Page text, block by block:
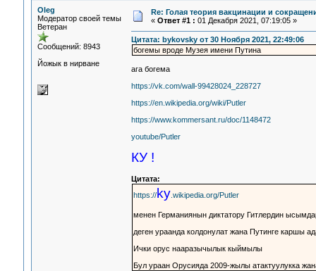
Oleg
Модератор своей темы
Ветеран
Сообщений: 8943
Йожык в нирване
Re: Голая теория вакцинации и
« Ответ #1 : 01 Декабря 2021, 07:19:05 »
Цитата: bykovsky от 30 Ноября 2021, 22:49:06
богемы вроде Музея имени Путина
ага богема
https://vk.com/wall-99428024_228727
https://en.wikipedia.org/wiki/Putler
https://www.kommersant.ru/doc/1148472
youtube/Putler
КУ !
Цитата:
https://ky .wikipedia.org/Putler
менен Германиянын диктатору Гитлердин
деген ураанда колдонулат жана Путинге каршы
Ички орус нааразычылык кыймылы
Бул ураан Орусияда 2009-жылы атактуулукка